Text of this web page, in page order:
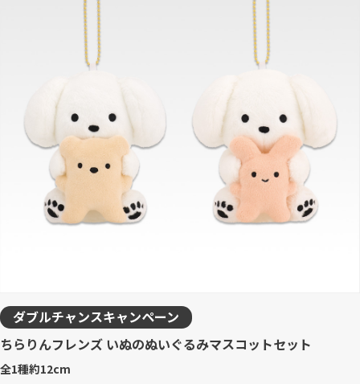
ダブルチャンスキャンペーン
ちらりんフレンズ いぬのぬいぐるみマスコットセット
全1種約12cm